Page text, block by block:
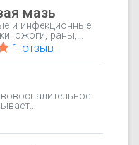
мазь
и инфекционные
ожоги, раны,
себорея, экзема,
1 отзыв
действие.